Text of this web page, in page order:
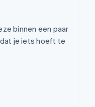
binnen een paar
je iets hoeft te